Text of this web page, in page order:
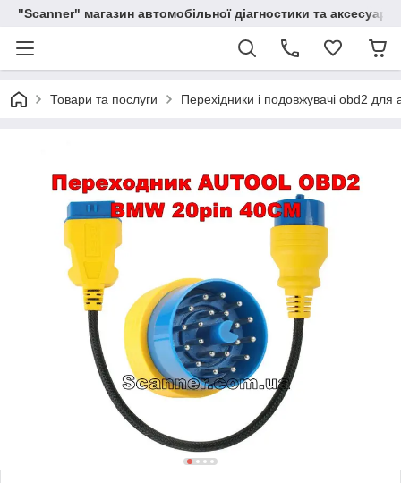
"Scanner" магазин автомобільної діагностики та аксесуарів
Товари та послуги Перехідники і подовжувачі obd2 для